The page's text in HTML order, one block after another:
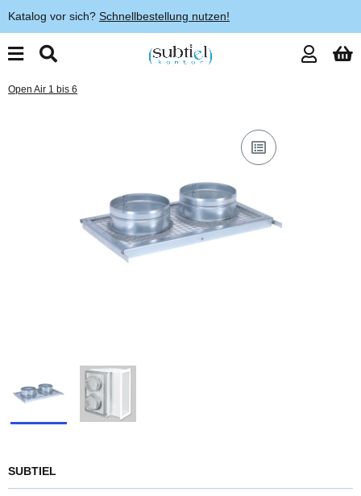
Katalog vor sich? Schnellbestellung nutzen!
Open Air 1 bis 6
SUBTIEL